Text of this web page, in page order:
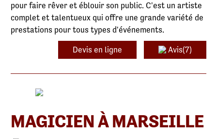
pour faire rêver et éblouir son public. C'est un artiste
complet et talentueux qui offre une grande variété de
prestations pour tous types d'événements.
Devis en ligne Avis(7)
MAGICIEN À MARSEILLE